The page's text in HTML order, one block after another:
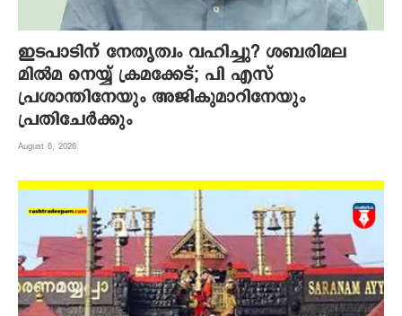
ഇടപാടിന് നേതൃത്വം വഹിച്ചു? ശബരിമല
മില്‍മ നെയ്യ് ക്രമക്കേട്; പി എസ്
പ്രശാന്തിനേയും അജികുമാറിനേയും
പ്രതിചേര്‍ക്കും
August 6, 2026